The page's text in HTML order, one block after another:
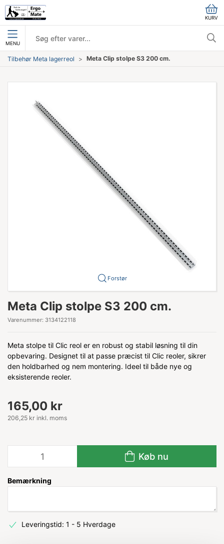
KURV
MENU
Tilbehør Meta lagerreol Meta Clip stolpe S3 200 cm.
Forstør
Meta Clip stolpe S3 200 cm.
Varenummer: 3134122118
Meta stolpe til Clic reol er en robust og stabil løsning til din
opbevaring. Designet til at passe præcist til Clic reoler, sikrer
den holdbarhed og nem montering. Ideel til både nye og
eksisterende reoler.
165,00 kr
206,25 kr inkl. moms
Køb nu
Bemærkning
Leveringstid: 1 - 5 Hverdage